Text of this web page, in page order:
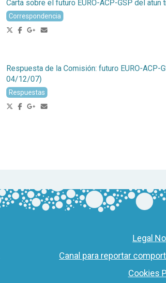
Carta sobre el futuro EURO-ACP-GSP del atun
Correspondencia
Respuesta de la Comisión: futuro EURO-ACP-
04/12/07)
Respuestas
Legal
Canal para reportar
Cookies